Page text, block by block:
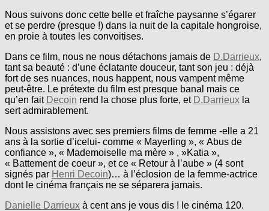
Nous suivons donc cette belle et fraîche paysanne s’égarer
et se perdre (presque !) dans la nuit de la capitale hongroise,
en proie à toutes les convoitises.
Dans ce film, nous ne nous détachons jamais de D.Darrieux,
tant sa beauté : d’une éclatante douceur, tant son jeu : déjà
fort de ses nuances, nous happent, nous vampent même
peut-être. Le prétexte du film est presque banal mais ce
qu’en fait Decoin rend la chose plus forte, et D.Darrieux la
sert admirablement.
Nous assistons avec ses premiers films de femme -elle a 21
ans à la sortie d’icelui- comme « Mayerling », « Abus de
confiance », « Mademoiselle ma mère » , »Katia »,
« Battement de coeur », et ce « Retour à l’aube » (4 sont
signés par Henri Decoin)… à l’éclosion de la femme-actrice
dont le cinéma français ne se séparera jamais.
Danielle Darrieux à cent ans je vous dis ! le cinéma 120.